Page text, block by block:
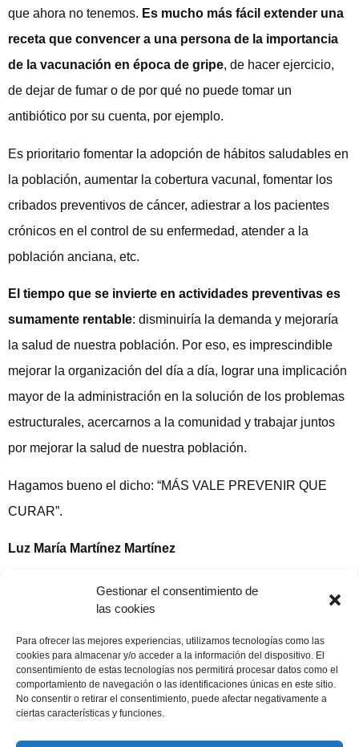
Gestionar el consentimiento de
las cookies
Para ofrecer las mejores experiencias, utilizamos tecnologías como las
cookies para almacenar y/o acceder a la información del dispositivo. El
consentimiento de estas tecnologías nos permitirá procesar datos como el
comportamiento de navegación o las identificaciones únicas en este sitio.
No consentir o retirar el consentimiento, puede afectar negativamente a
ciertas características y funciones.
que ahora no tenemos. Es mucho más fácil extender una
receta que convencer a una persona de la importancia
de la vacunación en época de gripe, de hacer ejercicio,
de dejar de fumar o de por qué no puede tomar un
antibiótico por su cuenta, por ejemplo.
Es prioritario fomentar la adopción de hábitos saludables en
la población, aumentar la cobertura vacunal, fomentar los
cribados preventivos de cáncer, adiestrar a los pacientes
crónicos en el control de su enfermedad, atender a la
población anciana, etc.
El tiempo que se invierte en actividades preventivas es
sumamente rentable: disminuiría la demanda y mejoraría
la salud de nuestra población. Por eso, es imprescindible
mejorar la organización del día a día, lograr una implicación
mayor de la administración en la solución de los problemas
estructurales, acercarnos a la comunidad y trabajar juntos
por mejorar la salud de nuestra población.
Hagamos bueno el dicho: “MÁS VALE PREVENIR QUE
CURAR”.
Luz María Martínez Martínez
Publicado en Salud a Diario
Compartir publicación
16 febrero, 2025